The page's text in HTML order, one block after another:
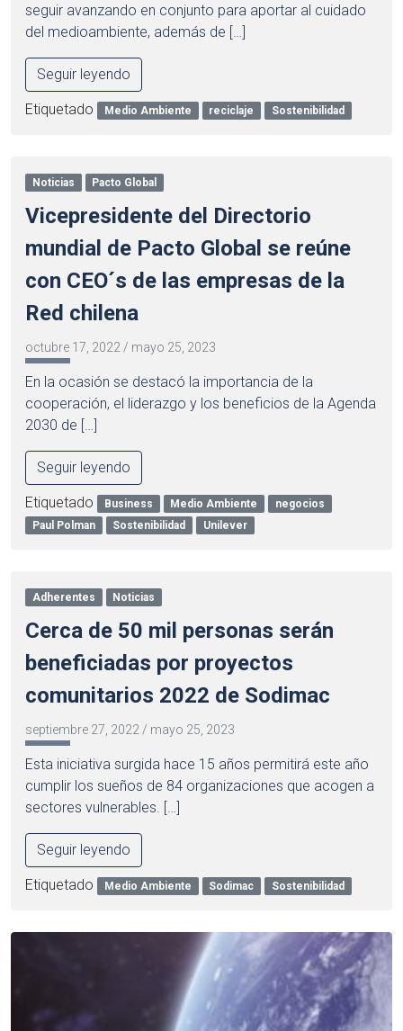
seguir avanzando en conjunto para aportar al cuidado
del medioambiente, además de […]
Seguir leyendo
Etiquetado Medio Ambiente reciclaje Sostenibilidad
Noticias Pacto Global
Vicepresidente del Directorio
mundial de Pacto Global se reúne
con CEO´s de las empresas de la
Red chilena
octubre 17, 2022 / mayo 25, 2023
En la ocasión se destacó la importancia de la
cooperación, el liderazgo y los beneficios de la Agenda
2030 de […]
Seguir leyendo
Etiquetado Business Medio Ambiente
negocios
Paul Polman
Sostenibilidad Unilever
Adherentes Noticias
Cerca de 50 mil personas serán
beneficiadas por proyectos
comunitarios 2022 de Sodimac
septiembre 27, 2022 / mayo 25, 2023
Esta iniciativa surgida hace 15 años permitirá este año
cumplir los sueños de 84 organizaciones que acogen a
sectores vulnerables. […]
Seguir leyendo
Etiquetado Medio Ambiente Sodimac Sostenibilidad